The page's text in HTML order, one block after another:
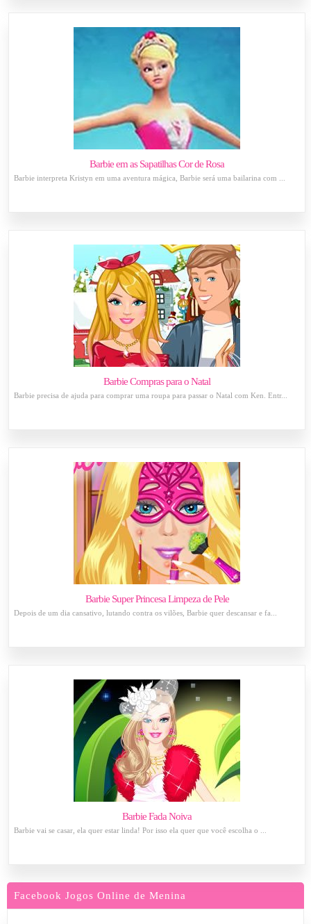
Barbie em as Sapatilhas Cor de Rosa
Barbie interpreta Kristyn em uma aventura mágica, Barbie será uma bailarina com ...
Barbie Compras para o Natal
Barbie precisa de ajuda para comprar uma roupa para passar o Natal com Ken. Entr...
Barbie Super Princesa Limpeza de Pele
Depois de um dia cansativo, lutando contra os vilões, Barbie quer descansar e fa...
Barbie Fada Noiva
Barbie vai se casar, ela quer estar linda! Por isso ela quer que você escolha o ...
Facebook Jogos Online de Menina